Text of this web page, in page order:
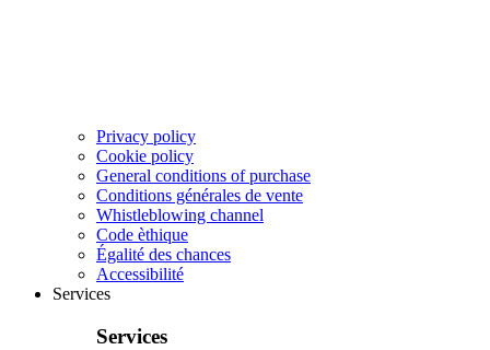
Privacy policy
Cookie policy
General conditions of purchase
Conditions générales de vente
Whistleblowing channel
Code èthique
Égalité des chances
Accessibilité
Services
Services